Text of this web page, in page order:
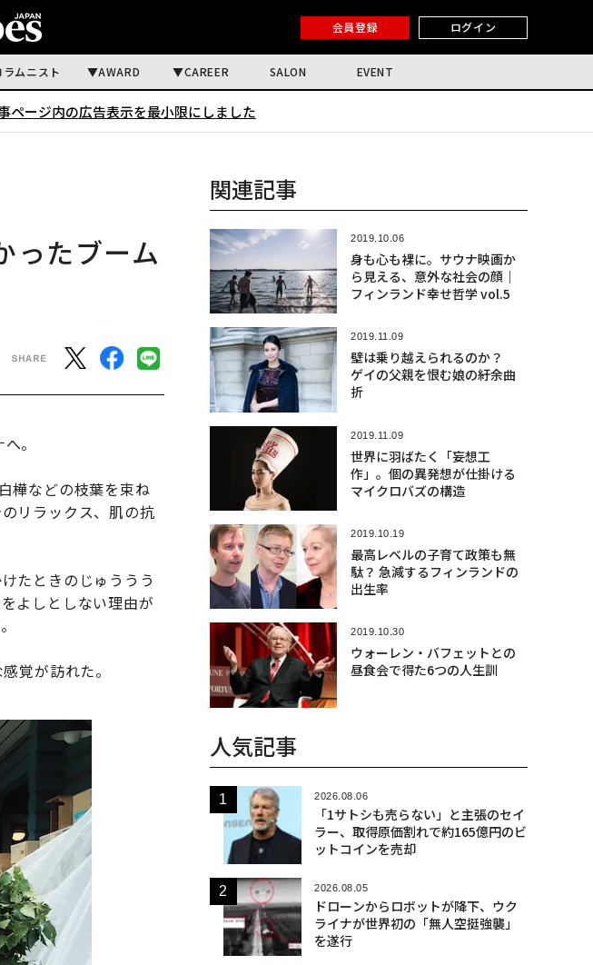
会員登録 ログイン
ラムニスト AWARD CAREER SALON EVENT
ページ内の広告表示を最小限にしました
ったブーム
。
樺などの枝葉を束ね
リラックス、肌の抗
たときのじゅううう
よしとしない理由が
覚が訪れた。
関連記事
2019.10.06
身も心も裸に。サウナ映画か
ら見える、意外な社会の顔｜
フィンランド幸せ哲学 vol.5
2019.11.09
壁は乗り越えられるのか？
ゲイの父親を恨む娘の紆余曲
折
2019.11.09
世界に羽ばたく「妄想工
作」。個の異発想が仕掛ける
マイクロバズの構造
2019.10.19
最高レベルの子育て政策も無
駄？ 急減するフィンランドの
出生率
2019.10.30
ウォーレン・バフェットとの
昼食会で得た6つの人生訓
人気記事
2026.08.06
「1サトシも売らない」と主張のセイ
ラー、取得原価割れで約165億円のビ
ットコインを売却
2026.08.05
ドローンからロボットが降下、ウク
ライナが世界初の「無人空挺強襲」
を遂行